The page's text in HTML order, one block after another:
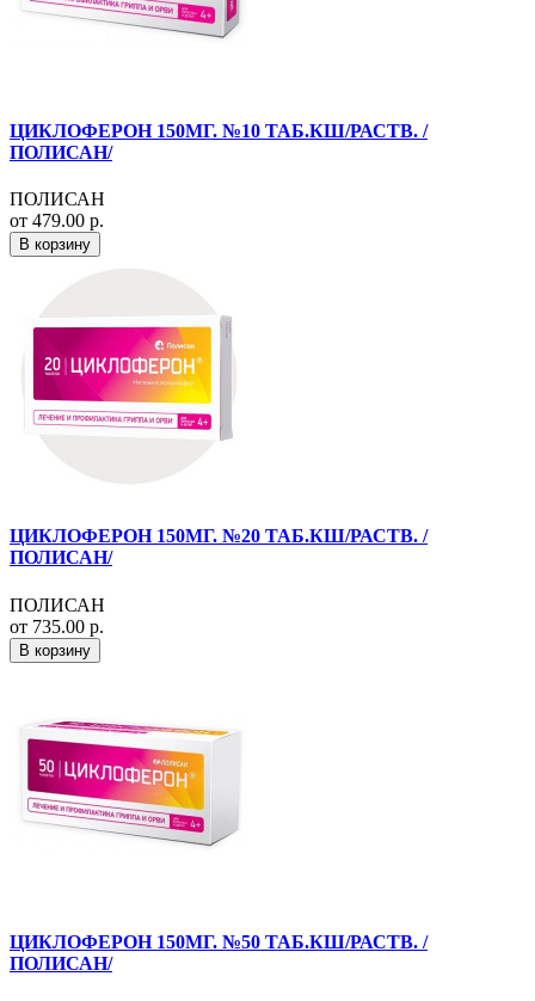
ЦИКЛОФЕРОН 150МГ. №10 ТАБ.КШ/РАСТВ. /
ПОЛИСАН/
ПОЛИСАН
от 479.00 р.
В корзину
ЦИКЛОФЕРОН 150МГ. №20 ТАБ.КШ/РАСТВ. /
ПОЛИСАН/
ПОЛИСАН
от 735.00 р.
В корзину
ЦИКЛОФЕРОН 150МГ. №50 ТАБ.КШ/РАСТВ. /
ПОЛИСАН/